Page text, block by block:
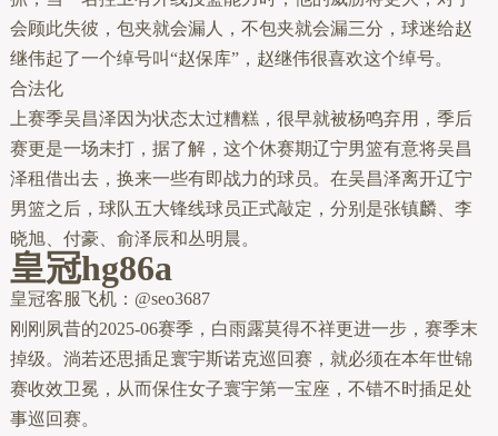
会顾此失彼，包夹就会漏人，不包夹就会漏三分，球迷给赵
继伟起了一个绰号叫“赵保库”，赵继伟很喜欢这个绰号。
合法化
上赛季吴昌泽因为状态太过糟糕，很早就被杨鸣弃用，季后
赛更是一场未打，据了解，这个休赛期辽宁男篮有意将吴昌
泽租借出去，换来一些有即战力的球员。在吴昌泽离开辽宁
男篮之后，球队五大锋线球员正式敲定，分别是张镇麟、李
晓旭、付豪、俞泽辰和丛明晨。
皇冠hg86a
皇冠客服飞机：@seo3687
刚刚夙昔的2025-06赛季，白雨露莫得不祥更进一步，赛季末
掉级。淌若还思插足寰宇斯诺克巡回赛，就必须在本年世锦
赛收效卫冕，从而保住女子寰宇第一宝座，不错不时插足处
事巡回赛。